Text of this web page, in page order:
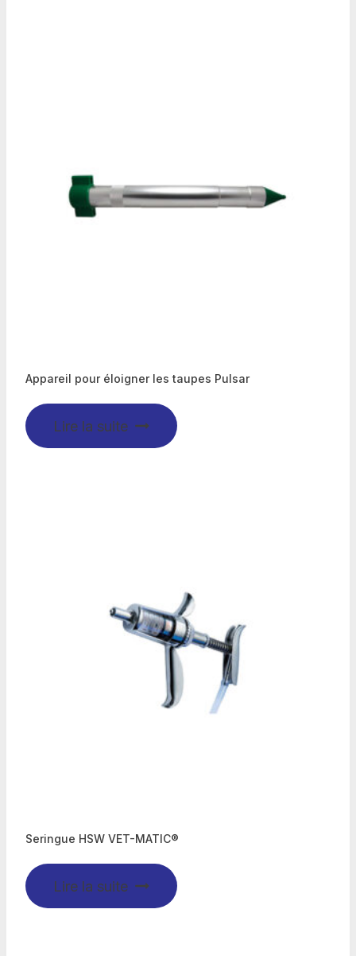
Appareil pour éloigner les taupes Pulsar
Lire la suite
Seringue HSW VET-MATIC®
Lire la suite